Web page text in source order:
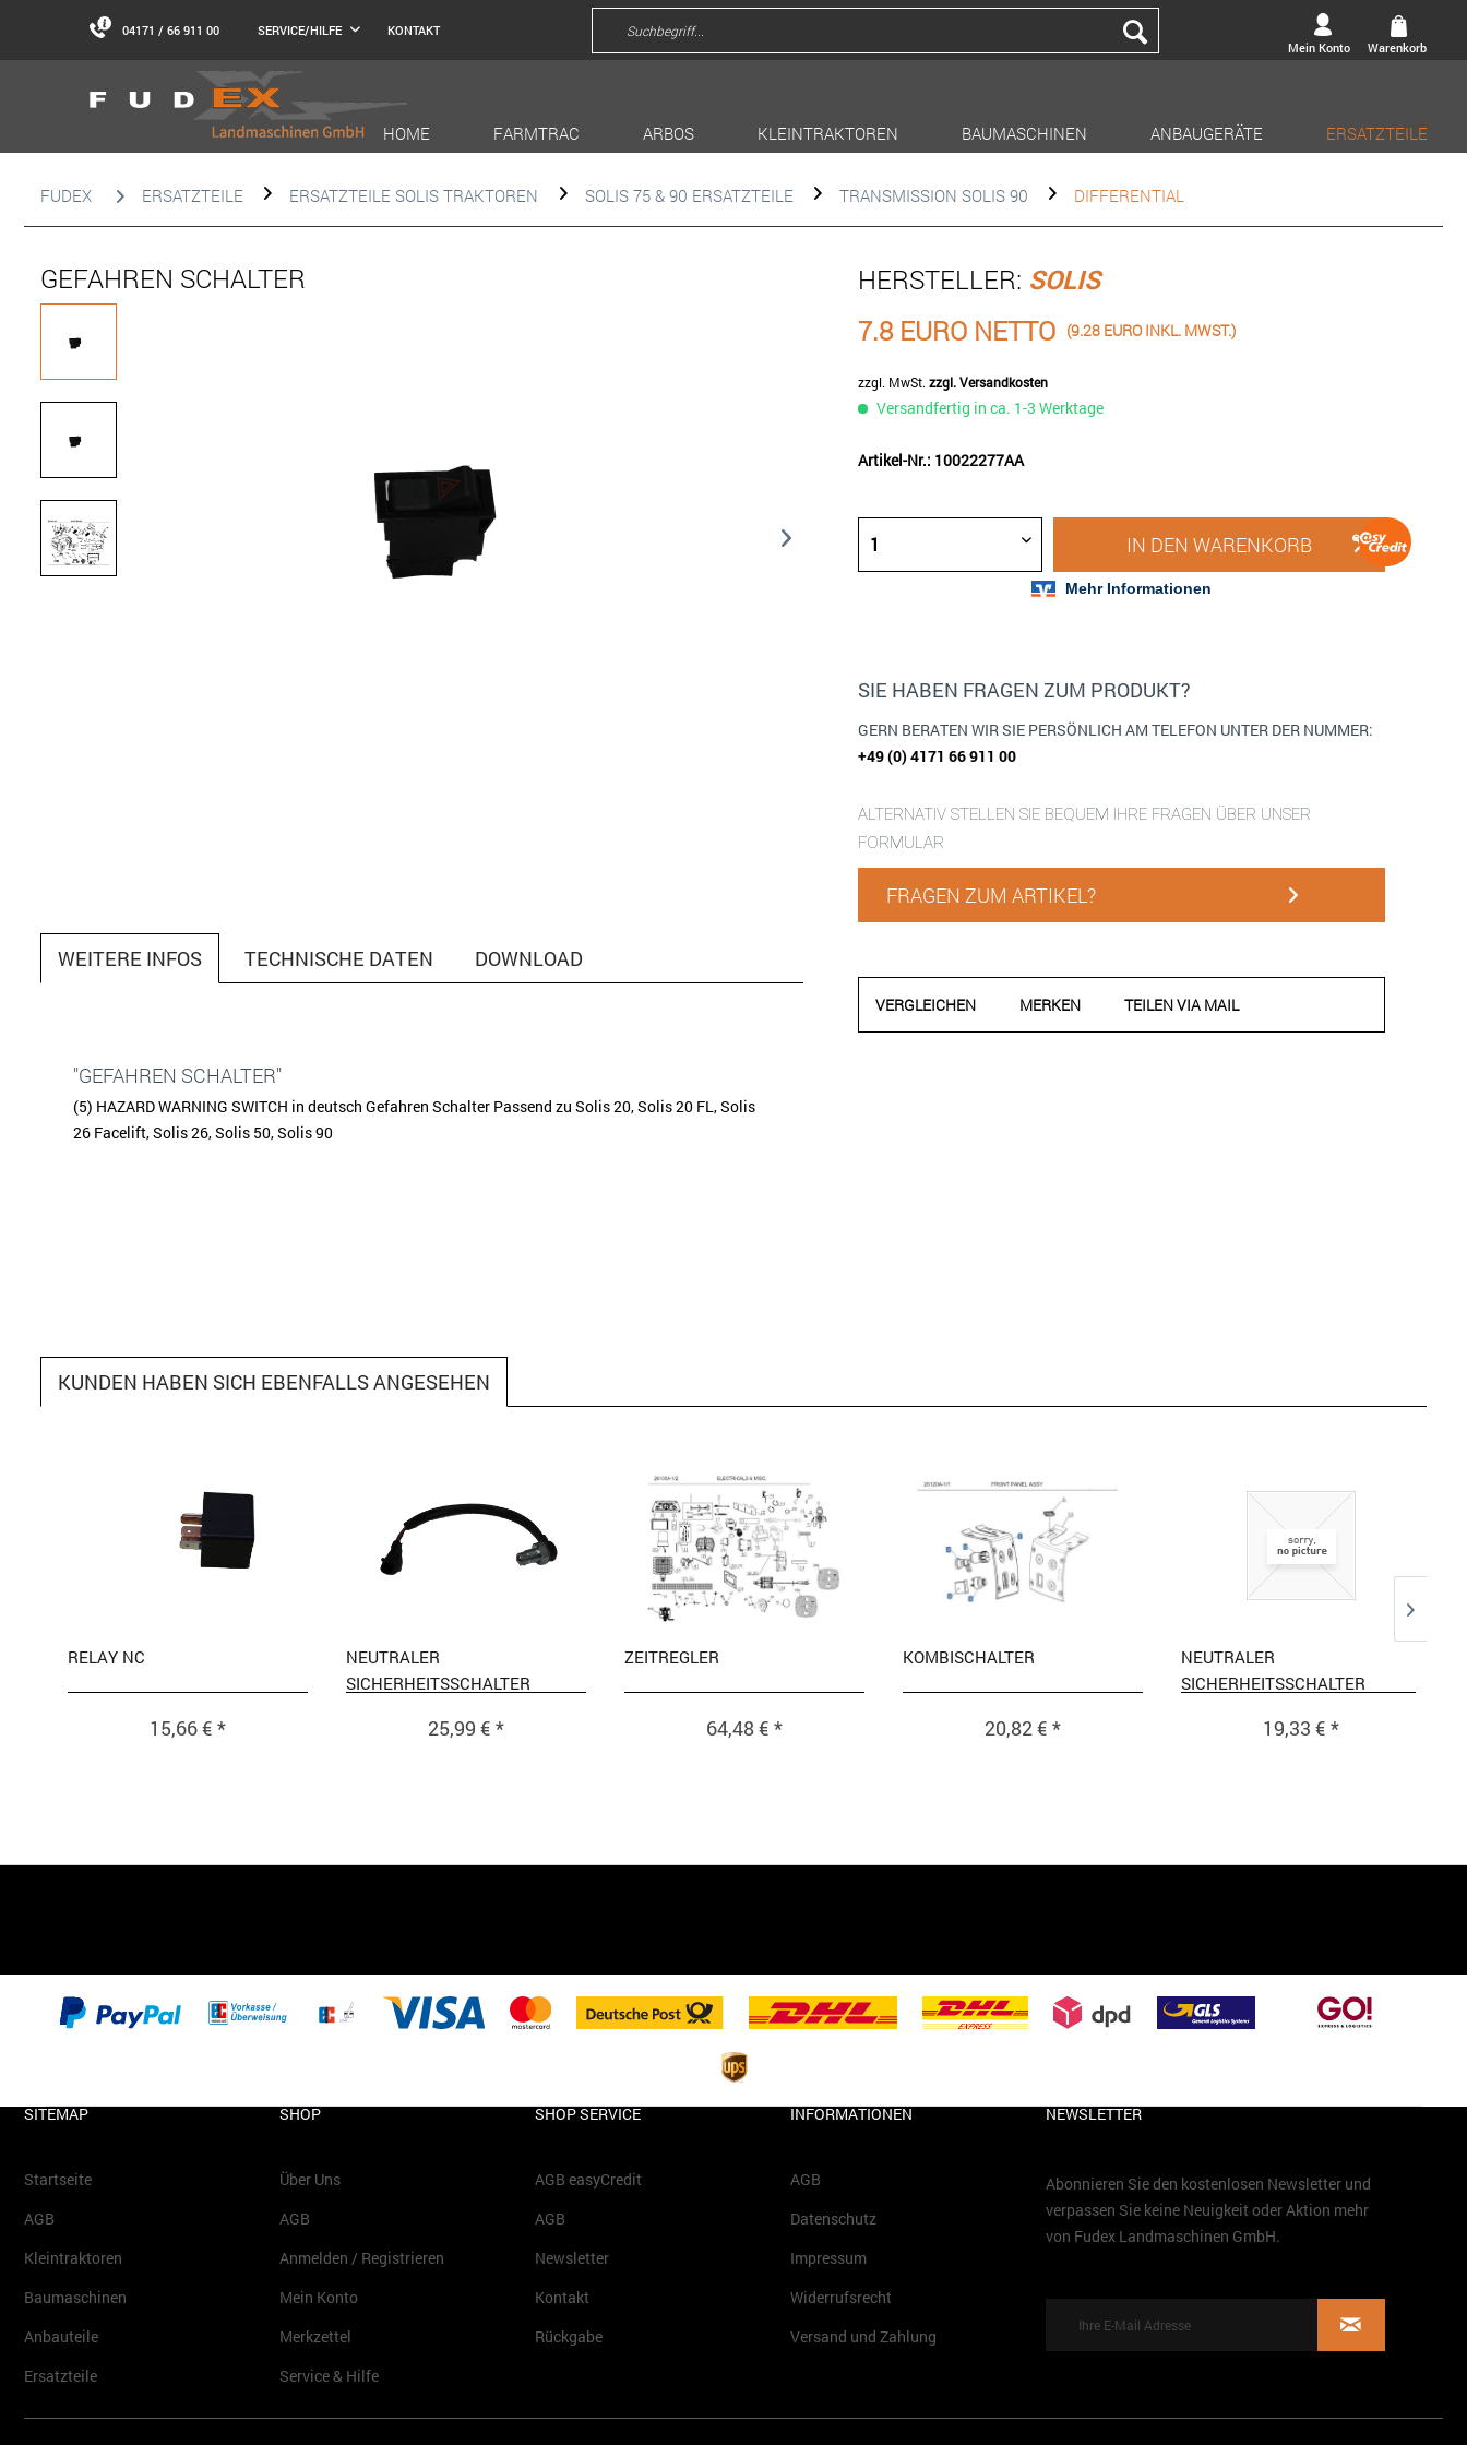
04171 / 66 911 00 SERVICE/HILFE
KONTAKT
Mein Konto
Warenkorb
HOME FARMTRAC ARBOS KLEINTRAKTOREN BAUMASCHINEN ANBAUGERÄTE ERSATZTEILE
FUDEX ERSATZTEILE ERSATZTEILE SOLIS TRAKTOREN SOLIS 75 & 90 ERSATZTEILE TRANSMISSION SOLIS 90 DIFFERENTIAL
GEFAHREN SCHALTER HERSTELLER: SOLIS
7.8 EURO NETTO (9.28 EURO INKL. MWST.)
zzgl. MwSt.zzgl. Versandkosten
Versandfertig in ca. 1-3 Werktage
Artikel-Nr.: 10022277AA
IN DEN WARENKORB
SIE HABEN FRAGEN ZUM PRODUKT?
GERN BERATEN WIR SIE PERSÖNLICH AM TELEFON UNTER DER NUMMER:
+49 (0) 4171 66 911 00
ALTERNATIV STELLEN SIE BEQUEM IHRE FRAGEN ÜBER UNSER
FORMULAR
FRAGEN ZUM ARTIKEL?
VERGLEICHEN MERKEN TEILEN VIA MAIL
WEITERE INFOS TECHNISCHE DATEN DOWNLOAD
"GEFAHREN SCHALTER"
(5) HAZARD WARNING SWITCH in deutsch Gefahren Schalter Passend zu Solis 20, Solis 20 FL, Solis
26 Facelift, Solis 26, Solis 50, Solis 90
KUNDEN HABEN SICH EBENFALLS ANGESEHEN
RELAY NC
15,66 € *
NEUTRALER
SICHERHEITSSCHALTER
25,99 € *
ZEITREGLER
64,48 € *
KOMBISCHALTER
20,82 € *
NEUTRALER
SICHERHEITSSCHALTER
19,33 € *
SITEMAP
Startseite
AGB
Kleintraktoren
Baumaschinen
Anbauteile
Ersatzteile
SHOP
Über Uns
AGB
Anmelden / Registrieren
Mein Konto
Merkzettel
Service & Hilfe
SHOP SERVICE
AGB easyCredit
AGB
Newsletter
Kontakt
Rückgabe
INFORMATIONEN
AGB
Datenschutz
Impressum
Widerrufsrecht
Versand und Zahlung
NEWSLETTER
Abonnieren Sie den kostenlosen Newsletter und
verpassen Sie keine Neuigkeit oder Aktion mehr
von Fudex Landmaschinen GmbH.